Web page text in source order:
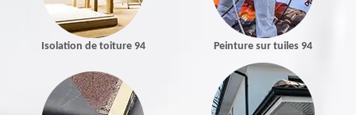
Isolation de toiture 94 Peinture sur tuiles 94